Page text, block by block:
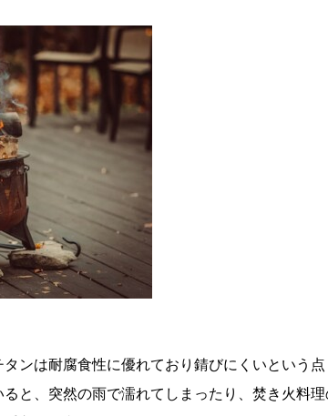
ンは耐腐食性に優れており錆びにくいという
と、突然の雨で濡れてしまったり、焚き火料